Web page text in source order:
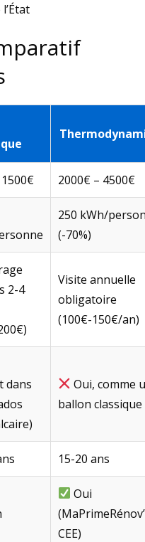
2000€ – 4500€
250 kWh/
(-70%)
2-4
Visite annuelle
obligatoire
(100€-150€/an)
dans
Oui, comme
ballon classique
15-20 ans
Oui
CEE)